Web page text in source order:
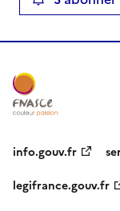
info.gouv.fr
legifrance.gouv.fr